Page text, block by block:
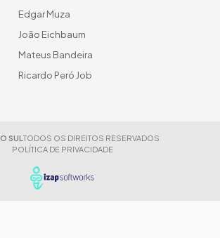
Edgar Muza
João Eichbaum
Mateus Bandeira
Ricardo Peró Job
SUL TODOS OS DIREITOS RESERVADOS
POLÍTICA DE PRIVACIDADE